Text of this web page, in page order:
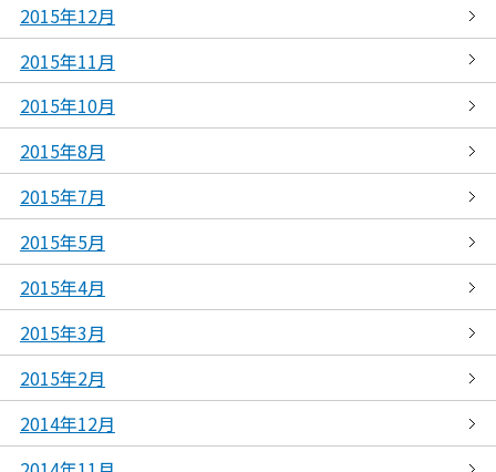
2015年12月
2015年11月
2015年10月
2015年8月
2015年7月
2015年5月
2015年4月
2015年3月
2015年2月
2014年12月